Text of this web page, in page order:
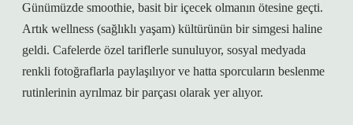
Günümüzde smoothie, basit bir içecek olmanın ötesine geçti.
Artık wellness (sağlıklı yaşam) kültürünün bir simgesi haline
geldi. Cafelerde özel tariflerle sunuluyor, sosyal medyada
renkli fotoğraflarla paylaşılıyor ve hatta sporcuların beslenme
rutinlerinin ayrılmaz bir parçası olarak yer alıyor.